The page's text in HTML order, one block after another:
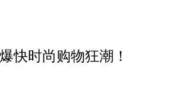
快时尚购物狂潮！